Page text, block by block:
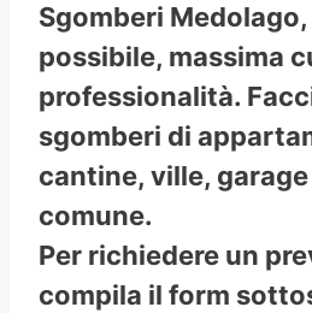
Sgomberi
possibile, massima
professionalità.
sgomberi di
cantine, ville,
comune.
Per richiedere un
compila il form